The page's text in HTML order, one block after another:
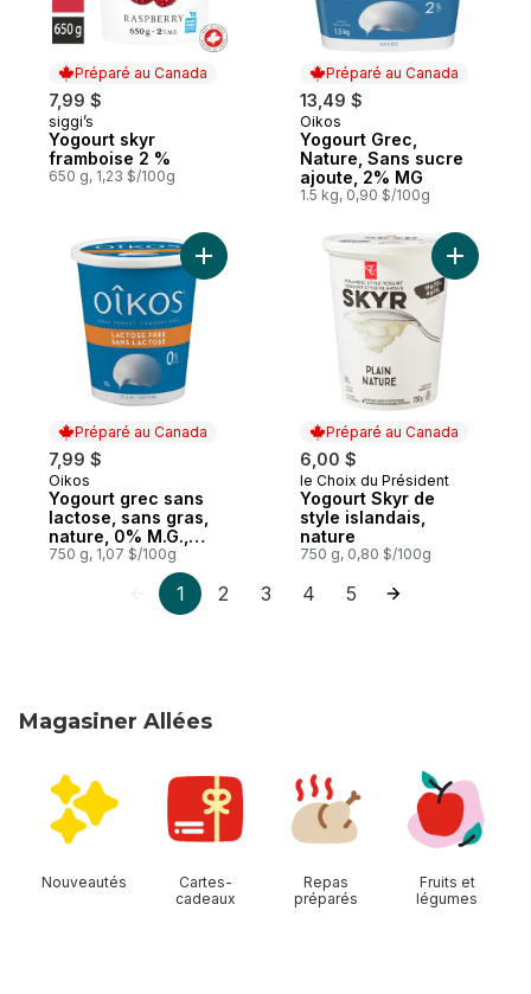
Préparé au Canada
7,99 $
Préparé au Canada
siggi’s
Yogourt skyr
framboise 2 %
650 g, 1,23 $/100g
Préparé au Canada
13,49 $
Préparé au Canada
Oikos
Yogourt Grec,
Nature, Sans sucre
ajoute, 2% MG
1.5 kg, 0,90 $/100g
Préparé au Canada
7,99 $
Préparé au Canada
Oikos
Yogourt grec sans
lactose, sans gras,
nature, 0% M.G.,
sans sucre ajouté
750 g, 1,07 $/100g
Ajouter Yogourt grec sans lactose, sans
Préparé au Canada
6,00 $
Préparé au Canada
le Choix du Président
Yogourt Skyr de
style islandais,
nature
750 g, 0,80 $/100g
1 2 3 4 5
Magasiner Allées
Nouveautés
Cartes-
cadeaux
Repas
préparés
Fruits et
légumes